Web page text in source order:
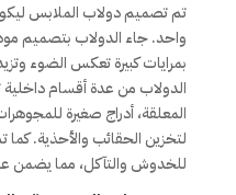
تم تصميم دولاب الملابس
واحد. جاء الدولاب بتصميم
بمرايات كبيرة تعكس الضوء
الدولاب من عدة أقسام
المعلقة، أدراج صغيرة
لتخزين الحقائب والأحذية.
للخدوش والتآكل، مما يضمن